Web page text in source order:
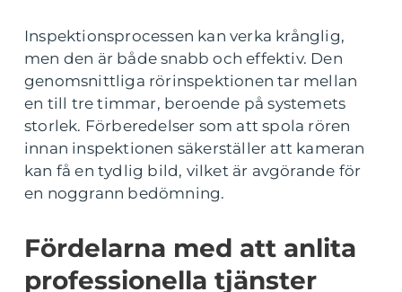
Inspektionsprocessen kan verka krånglig,
men den är både snabb och effektiv. Den
genomsnittliga rörinspektionen tar mellan
en till tre timmar, beroende på systemets
storlek. Förberedelser som att spola rören
innan inspektionen säkerställer att kameran
kan få en tydlig bild, vilket är avgörande för
en noggrann bedömning.
Fördelarna med att anlita
professionella tjänster